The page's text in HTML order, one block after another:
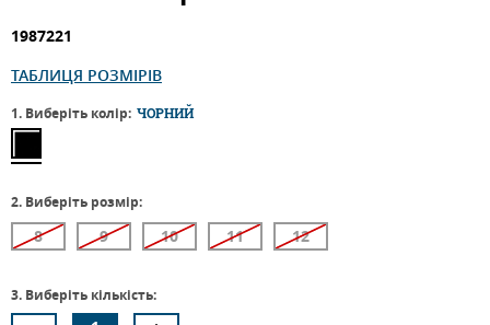
1987221
ТАБЛИЦЯ РОЗМІРІВ
1. Виберіть колір: ЧОРНИЙ
2. Виберіть розмір:
8 9 10 11 12
3. Виберіть кількість: